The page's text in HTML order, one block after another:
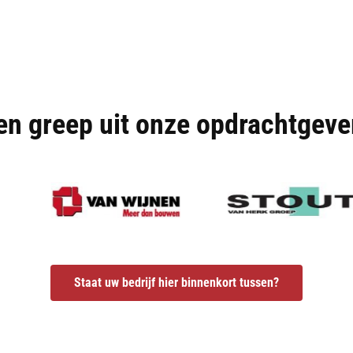
greep uit onze
Staat uw bedrijf hier binnenkort tussen?